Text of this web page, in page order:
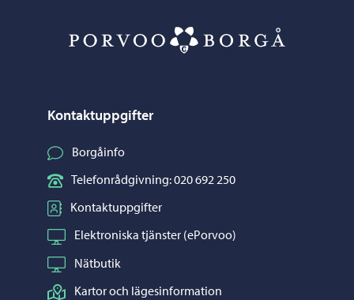
Kontaktuppgifter
Borgåinfo
Telefonrådgivning: 020 692 250
Kontaktuppgifter
Elektroniska tjänster (ePorvoo)
Nätbutik
Kartor och lägesinformation